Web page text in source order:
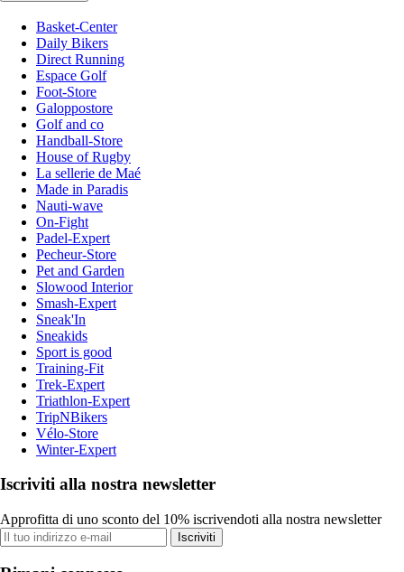
Basket-Center
Daily Bikers
Direct Running
Espace Golf
Foot-Store
Galoppostore
Golf and co
Handball-Store
House of Rugby
La sellerie de Maé
Made in Paradis
Nauti-wave
On-Fight
Padel-Expert
Pecheur-Store
Pet and Garden
Slowood Interior
Smash-Expert
Sneak'In
Sneakids
Sport is good
Training-Fit
Trek-Expert
Triathlon-Expert
TripNBikers
Vélo-Store
Winter-Expert
Iscriviti alla nostra newsletter
Approfitta di uno sconto del 10% iscrivendoti alla nostra newsletter
Iscriviti